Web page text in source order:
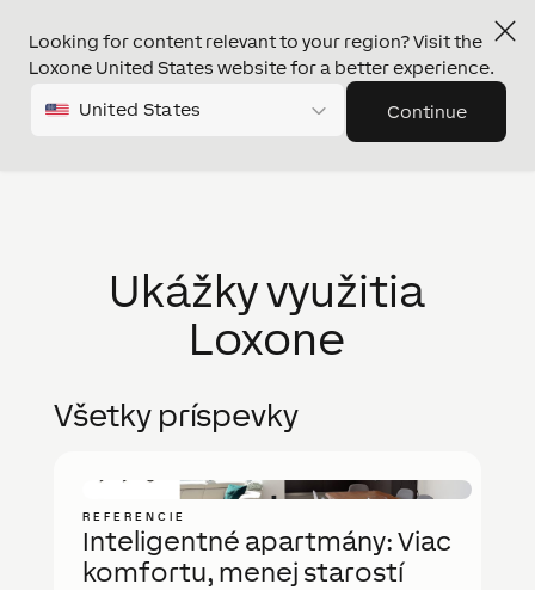
Looking for content relevant to your region? Visit the
Loxone United States website for a better experience.
United States Continue
Ukážky využitia
Loxone
Všetky príspevky
REFERENCIE
Inteligentné apartmány: Viac
komfortu, menej starostí